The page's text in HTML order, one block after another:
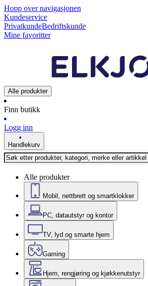
Hopp over navigasjonen
Kundeservice
PrivatkundeBedriftskunde
Mine favoritter
Alle produkter
Finn butikk
Logg inn
Handlekurv
Alle produkter
Mobil, nettbrett og smartklokker
PC, datautstyr og kontor
TV, lyd og smarte hjem
Gaming
Hjem, rengjøring og kjøkkenutstyr